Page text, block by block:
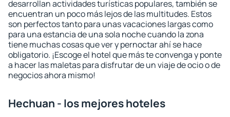
desarrollan actividades turísticas populares, también se
encuentran un poco más lejos de las multitudes. Estos
son perfectos tanto para unas vacaciones largas como
para una estancia de una sola noche cuando la zona
tiene muchas cosas que ver y pernoctar ahí se hace
obligatorio. ¡Escoge el hotel que más te convenga y ponte
a hacer las maletas para disfrutar de un viaje de ocio o de
negocios ahora mismo!
Hechuan - los mejores hoteles